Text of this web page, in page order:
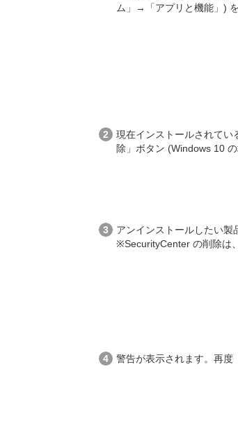
ム」→「アプリと機能」)
現在インストールされてい
除」ボタン (Windows 10
アンインストールしたい製
※SecurityCenter の削除は
警告が表示されます。再度